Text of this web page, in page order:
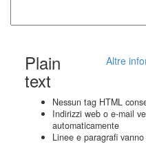
Altre
Plain
text
Nessun tag HTML
Indirizzi web o e-mail
automaticamente
Linee e paragrafi